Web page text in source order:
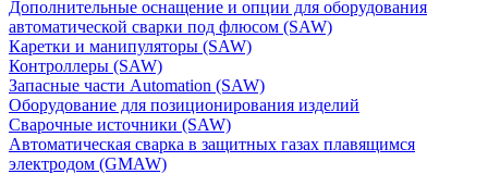
Дополнительные оснащение и опции для оборудования
автоматической сварки под флюсом (SAW)
Каретки и манипуляторы (SAW)
Контроллеры (SAW)
Запасные части Automation (SAW)
Оборудование для позиционирования изделий
Сварочные источники (SAW)
Автоматическая сварка в защитных газах плавящимся
электродом (GMAW)